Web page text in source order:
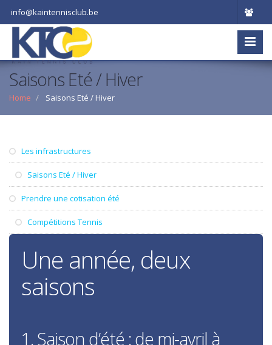
info@kaintennisclub.be
Saisons Eté / Hiver
Home Saisons Eté / Hiver
Les infrastructures
Saisons Eté / Hiver
Prendre une cotisation été
Compétitions Tennis
Une année, deux
saisons
1. Saison d’été : de mi-avril à